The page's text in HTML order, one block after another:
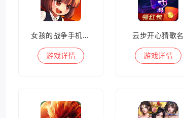
女孩的战争手机版(暂未上线)
游戏详情
云步开心猜歌名
游戏详情